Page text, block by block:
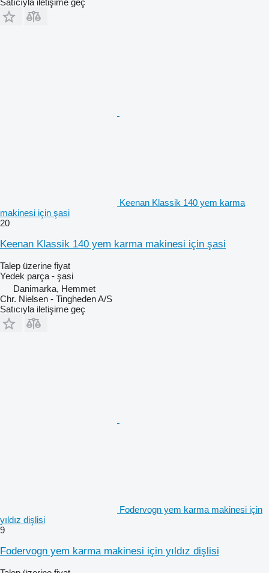
Keenan Klassik 140 yem karma
makinesi için şasi
20
Keenan Klassik 140 yem karma makinesi için şasi
Talep üzerine fiyat
Yedek parça - şasi
Danimarka, Hemmet
Chr. Nielsen - Tingheden A/S
Satıcıyla iletişime geç
Fodervogn yem karma makinesi için
yıldız dişlisi
9
Fodervogn yem karma makinesi için yıldız dişlisi